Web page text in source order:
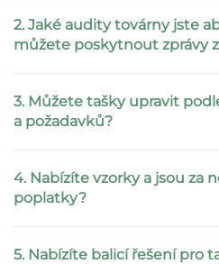
2. Jaké audity továrny jste
můžete poskytnout zprávy
3. Můžete tašky upravit
a požadavků?
4. Nabízíte vzorky a jsou za
poplatky?
5. Nabízíte balicí řešení pro